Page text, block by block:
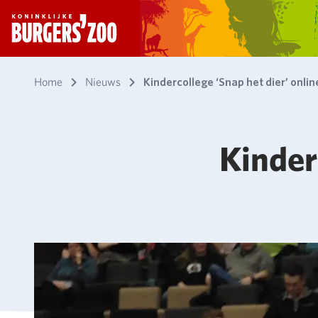
- Homepagina
Home Nieuws Kindercollege ‘Snap het dier’